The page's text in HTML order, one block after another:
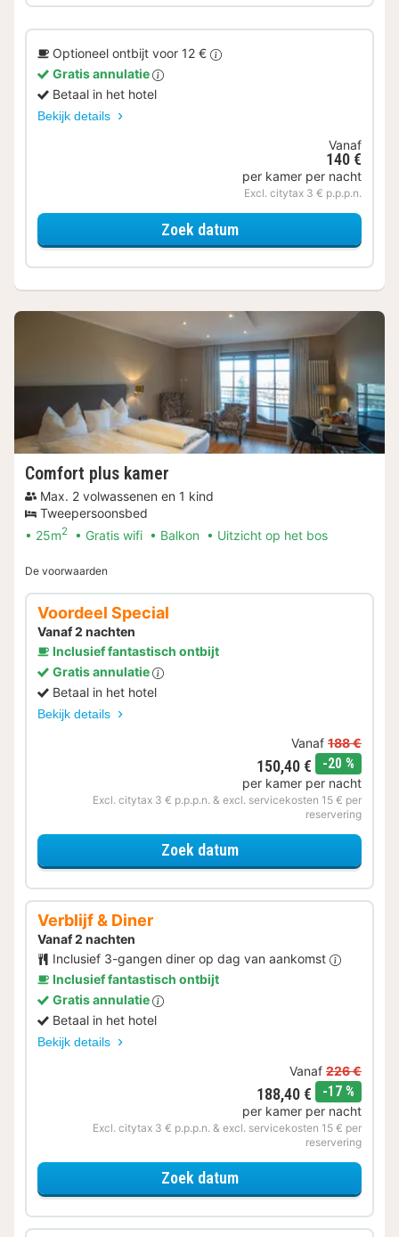
Optioneel ontbijt voor 12 €
Gratis annulatie
Betaal in het hotel
Bekijk details
Vanaf
140 €
per kamer per nacht
Excl. citytax 3 € p.p.p.n.
Zoek datumvoor Comfort kamer
Comfort plus kamer
Max. 2 volwassenen en 1 kind
Tweepersoonsbed
25m2 Gratis wifi Balkon Uitzicht op het bos
De voorwaarden
Voordeel Special
Vanaf 2 nachten
Inclusief fantastisch ontbijt
Gratis annulatie
Betaal in het hotel
Bekijk details
Vanaf 188 €
150,40 € -20 %
per kamer per nacht
Excl. citytax 3 € p.p.p.n. & excl. servicekosten 15 € per
reservering
Zoek datumvoor Voordeel Special
Verblijf & Diner
Vanaf 2 nachten
Inclusief 3-gangen diner op dag van aankomst
Inclusief fantastisch ontbijt
Gratis annulatie
Betaal in het hotel
Bekijk details
Vanaf 226 €
188,40 € -17 %
per kamer per nacht
Excl. citytax 3 € p.p.p.n. & excl. servicekosten 15 € per
reservering
Zoek datumvoor Verblijf & Diner